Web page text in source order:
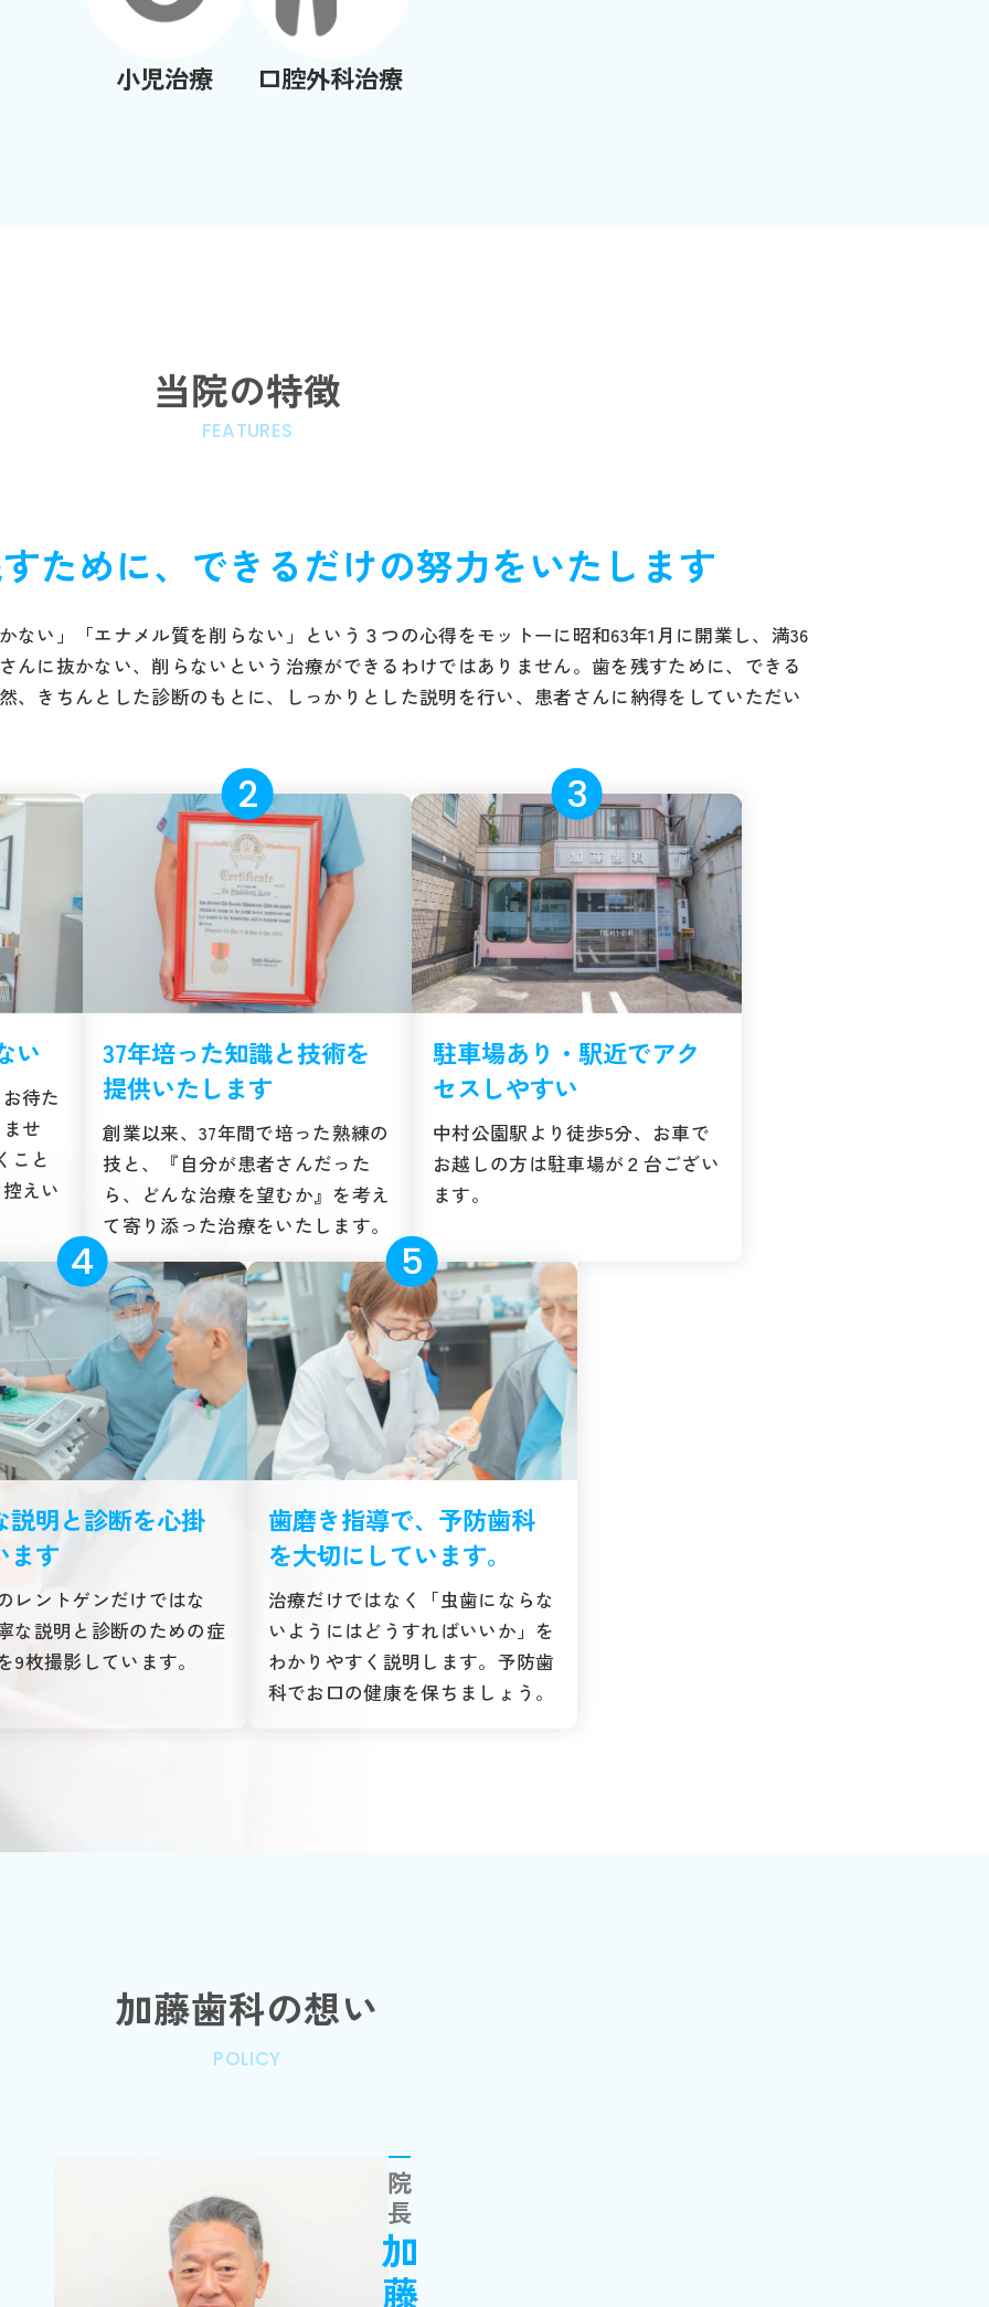
小児治療 口腔外科治療
当院の特徴
FEATURES
ために、できるだけの努力をいたします
ない」「エナメル質を削らない」という３つの心得をモットーに昭和63年1月に開業し、満36
んに抜かない、削らないという治療ができるわけではありません。歯を残すために、できる
、きちんとした診断のもとに、しっかりとした説明を行い、患者さんに納得をしていただい
い
待た
せ
こと
えい
37年培った知識と技術を
提供いたします
創業以来、37年間で培った熟練の
技と、『自分が患者さんだった
ら、どんな治療を望むか』を考え
て寄り添った治療をいたします。
駐車場あり・駅近でアク
セスしやすい
中村公園駅より徒歩5分、お車で
お越しの方は駐車場が２台ござい
ます。
説明と診断を心掛
ます
レントゲンだけではな
な説明と診断のための症
9枚撮影しています。
歯磨き指導で、予防歯科
を大切にしています。
治療だけではなく「虫歯にならな
いようにはどうすればいいか」を
わかりやすく説明します。予防歯
科でお口の健康を保ちましょう。
加藤歯科の想い
POLICY
院長